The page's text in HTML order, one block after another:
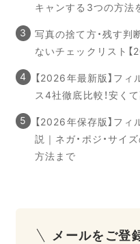
キャンする3つの方法
写真の捨て方・残す判
ないチェックリスト【
【2026年最新版】フ
ス4社徹底比較！安く
【2026年保存版】フ
説｜ネガ・ポジ・サイ
方法まで
メールをご登